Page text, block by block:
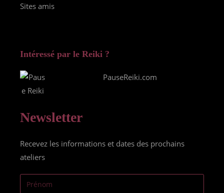
Sites amis
Intéressé par le Reiki ?
PauseReiki.com
Newsletter
Recevez les informations et dates des prochains
ateliers